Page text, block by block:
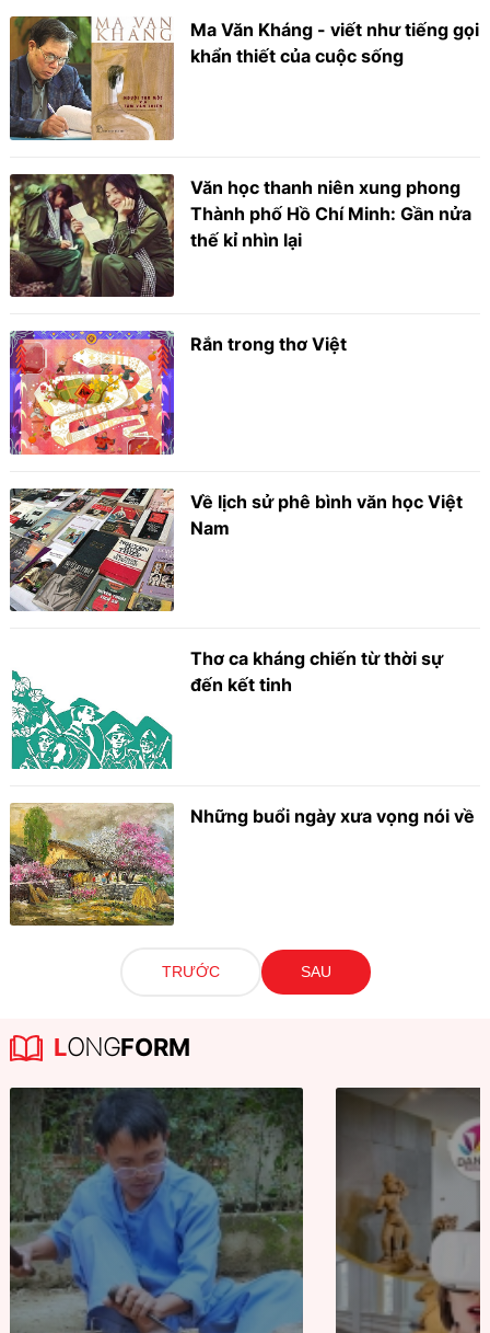
Ma Văn Kháng - viết như tiếng gọi
khẩn thiết của cuộc sống
Văn học thanh niên xung phong
Thành phố Hồ Chí Minh: Gần nửa
thế kỉ nhìn lại
Rắn trong thơ Việt
Về lịch sử phê bình văn học Việt
Nam
Thơ ca kháng chiến từ thời sự
đến kết tinh
Những buổi ngày xưa vọng nói về
TRƯỚC SAU
LONGFORM